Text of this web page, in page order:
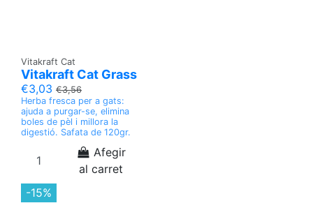
Vitakraft Cat
Vitakraft Cat Grass
€3,03 €3,56
Herba fresca per a gats:
ajuda a purgar-se, elimina
boles de pèl i millora la
digestió. Safata de 120gr.
Afegir
al carret
-15%